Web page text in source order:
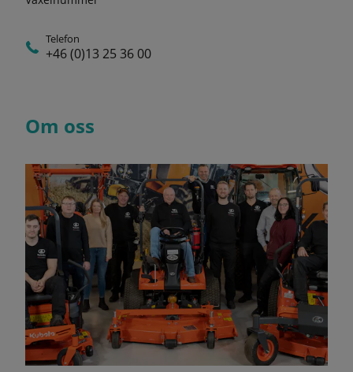
Telefon
+46 (0)13 25 36 00
Om oss